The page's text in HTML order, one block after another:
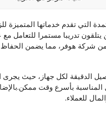
التي تقدم خدماتها المتميزة
تدريبا مستمرا للتعامل مع
شركة هوفر، مما يضمن الحفاظ
الدقيقة لكل جهاز، حيث
المناسبة بأسرع وقت
للعملاء.